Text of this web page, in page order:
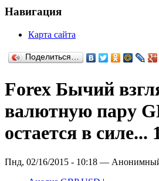
Навигация
Карта сайта
Поделиться…
Forex Бычий
валютную пару
остается в силе...
Пнд, 02/16/2015 - 10:18 —